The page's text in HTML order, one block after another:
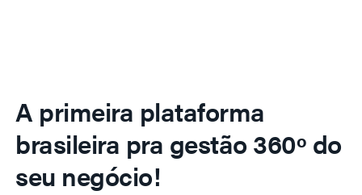
A primeira plataforma
brasileira pra gestão 360º do
seu negócio!